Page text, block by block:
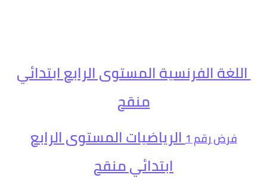
اللغة الفرنسية المستوى الرابع ابتدائي
منقح
فرضرقم 1 الرياضيات المستوى الرابع
ابتدائي منقح